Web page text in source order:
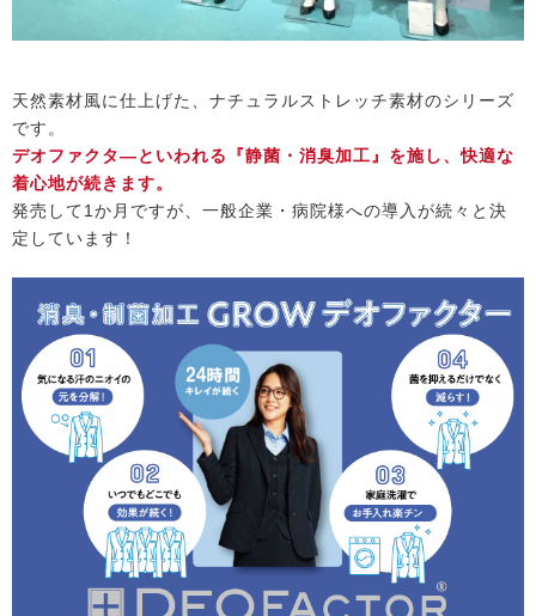
天然素材風に仕上げた、ナチュラルストレッチ素材のシリーズ
です。
デオファクタ―といわれる『静菌・消臭加工』を施し、快適な
着心地が続きます。
発売して1か月ですが、一般企業・病院様への導入が続々と決
定しています！